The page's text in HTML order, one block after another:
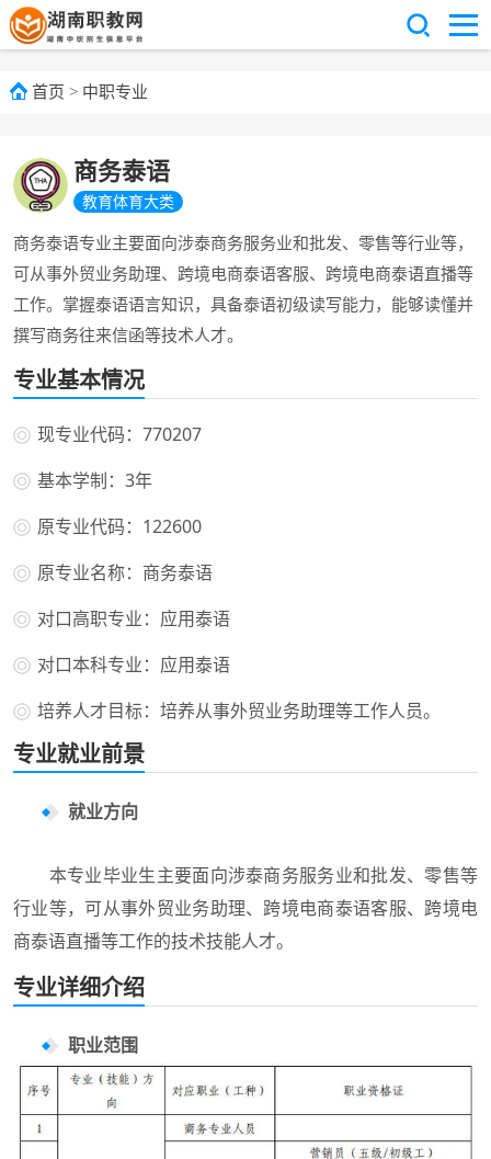
首页 > 中职专业
商务泰语
教育体育大类
商务泰语专业主要面向涉泰商务服务业和批发、零售等行业等，
可从事外贸业务助理、跨境电商泰语客服、跨境电商泰语直播等
工作。掌握泰语语言知识，具备泰语初级读写能力，能够读懂并
撰写商务往来信函等技术人才。
专业基本情况
现专业代码：770207
基本学制：3年
原专业代码：122600
原专业名称：商务泰语
对口高职专业：应用泰语
对口本科专业：应用泰语
培养人才目标：培养从事外贸业务助理等工作人员。
专业就业前景
就业方向
本专业毕业生主要面向涉泰商务服务业和批发、零售等
行业等，可从事外贸业务助理、跨境电商泰语客服、跨境电
商泰语直播等工作的技术技能人才。
专业详细介绍
职业范围